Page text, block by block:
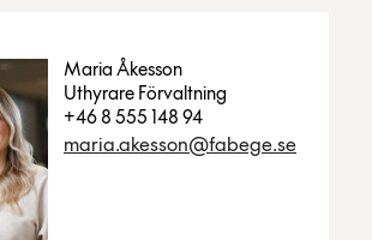
Maria Åkesson
Uthyrare Förvaltning
+46 8 555 148 94
maria.akesson@fabege.se